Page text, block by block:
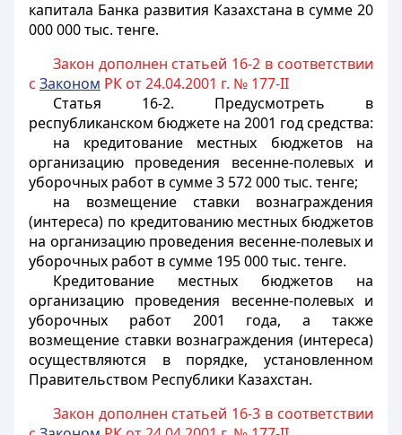
капитала Банка развития Казахстана в сумме 20
000 000 тыс. тенге.
Закон дополнен статьей 16-2 в соответствии
с Законом РК от 24.04.2001 г. № 177-II
Статья 16-2. Предусмотреть в
республиканском бюджете на 2001 год средства:
на кредитование местных бюджетов на
организацию проведения весенне-полевых и
уборочных работ в сумме 3 572 000 тыс. тенге;
на возмещение ставки вознаграждения
(интереса) по кредитованию местных бюджетов
на организацию проведения весенне-полевых и
уборочных работ в сумме 195 000 тыс. тенге.
Кредитование местных бюджетов на
организацию проведения весенне-полевых и
уборочных работ 2001 года, а также
возмещение ставки вознаграждения (интереса)
осуществляются в порядке, установленном
Правительством Республики Казахстан.
Закон дополнен статьей 16-3 в соответствии